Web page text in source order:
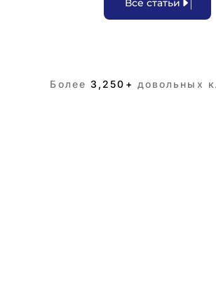
Все статьи
Более3,250+ довольных